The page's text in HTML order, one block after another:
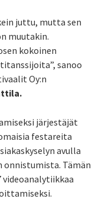
juttu, mutta sen
muutakin.
kokoinen
sanoo
Oy:n
järjestäjät
festareita
avulla
Tämän
videoanalytiikkaa